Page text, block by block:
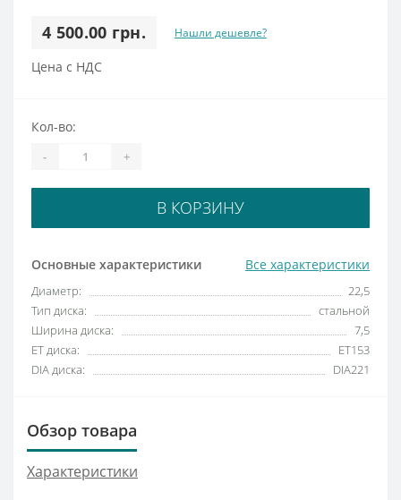
4 500.00 грн. Нашли дешевле?
Цена с НДС
Основные характеристики Все характеристики
Диаметр:
22,5
Тип диска:
стальной
Ширина диска:
7,5
ET диска:
ET153
DIA диска:
DIA221
Кол-во:
- +
В КОРЗИНУ
Обзор товара
Характеристики